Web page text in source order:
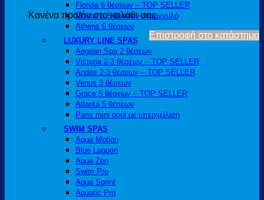
Κανένα προϊόν στο καλάθι σας.
Επιστροφή στο κατάστημα
Florida 5 θέσεων – TOP SELLER
Montana 5 θέσεων στρογγυλό
Athens 6 θέσεων
LUXURY LINE SPAS
Aegean Spa 2 θέσεων
Victoria 2-3 θέσεων – TOP SELLER
Andes 2-3 θέσεων – TOP SELLER
Venus 3 θέσεων
Grace 5 θέσεων – TOP SELLER
Atlanta 5 θέσεων
Paris mini pool με υπερχείλιση
SWIM SPAS
Aqua Motion
Blue Lagoon
Aqua Zen
Swim Pro
Aqua Sprint
Aquatic Pro